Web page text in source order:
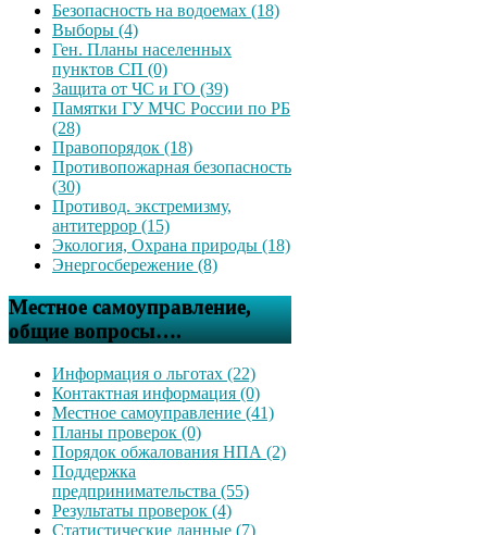
Безопасность на водоемах (18)
Выборы (4)
Ген. Планы населенных
пунктов СП (0)
Защита от ЧС и ГО (39)
Памятки ГУ МЧС России по РБ
(28)
Правопорядок (18)
Противопожарная безопасность
(30)
Противод. экстремизму,
антитеррор (15)
Экология, Охрана природы (18)
Энергосбережение (8)
Местное самоуправление,
общие вопросы….
Информация о льготах (22)
Контактная информация (0)
Местное самоуправление (41)
Планы проверок (0)
Порядок обжалования НПА (2)
Поддержка
предпринимательства (55)
Результаты проверок (4)
Статистические данные (7)